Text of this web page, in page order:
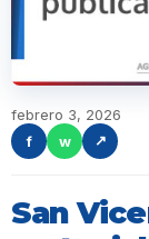
febrero 3, 2026
f
w ↗
San